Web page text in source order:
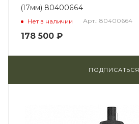
(17мм) 80400664
Нет в наличии Арт.: 80400664
178 500 ₽
ПОДПИСАТЬСЯ